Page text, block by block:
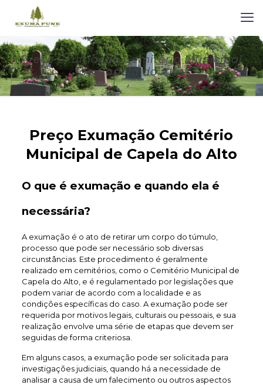
Preço Exumação Cemitério Municipal
de Capela do Alto
Preço Exumação Cemitério
Municipal de Capela do Alto
O que é exumação e quando ela é
necessária?
A exumação é o ato de retirar um corpo do túmulo,
processo que pode ser necessário sob diversas
circunstâncias. Este procedimento é geralmente
realizado em cemitérios, como o Cemitério Municipal de
Capela do Alto, e é regulamentado por legislações que
podem variar de acordo com a localidade e as
condições específicas do caso. A exumação pode ser
requerida por motivos legais, culturais ou pessoais, e sua
realização envolve uma série de etapas que devem ser
seguidas de forma criteriosa.
Em alguns casos, a exumação pode ser solicitada para
investigações judiciais, quando há a necessidade de
analisar a causa de um falecimento ou outros aspectos